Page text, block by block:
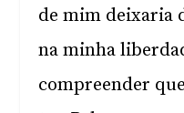
de mim deixaria
na minha
compreender